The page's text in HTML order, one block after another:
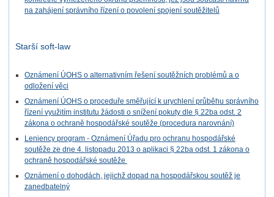
na zahájení správního řízení o povolení spojení soutěžitelů
Starší soft-law
Oznámení ÚOHS o alternativním řešení soutěžních problémů a o
odložení věci
Oznámení ÚOHS o proceduře směřující k urychlení průběhu správního
řízení využitím institutu žádosti o snížení pokuty dle § 22ba odst. 2
zákona o ochraně hospodářské soutěže (procedura narovnání)
Leniency program - Oznámení Úřadu pro ochranu hospodářské
soutěže ze dne 4. listopadu 2013 o aplikaci § 22ba odst. 1 zákona o
ochraně hospodářské soutěže
Oznámení o dohodách, jejichž dopad na hospodářskou soutěž je
zanedbatelný